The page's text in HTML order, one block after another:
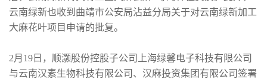
云南绿新也收到曲靖市公安局沾益分局关于对云南绿新加工
大麻花叶项目申请的批复。
2月19日，顺灏股份控股子公司上海绿馨电子科技有限公司
与云南汉素生物科技有限公司、汉麻投资集团有限公司签署